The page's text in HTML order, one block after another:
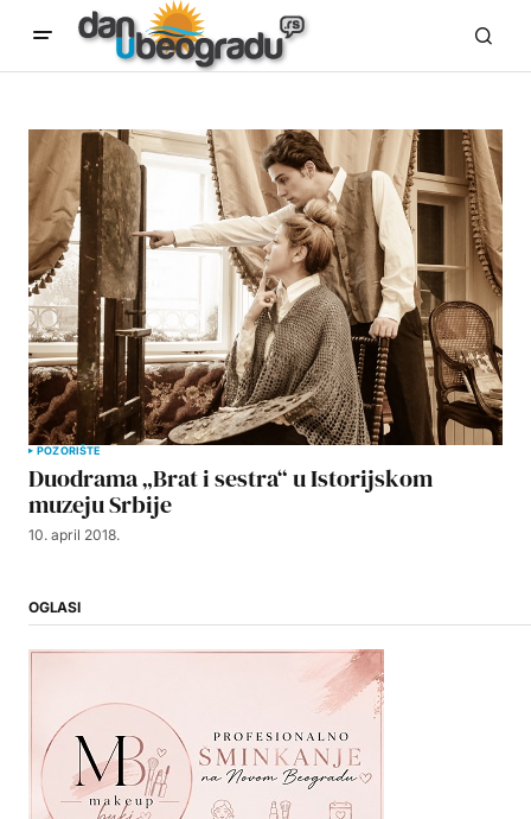
POZORIŠTE
Duodrama „Brat i sestra“ u Istorijskom
muzeju Srbije
10. april 2018.
OGLASI